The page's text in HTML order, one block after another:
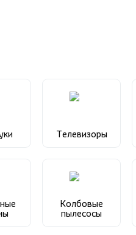
Телевизоры
Колбовые
пылесосы